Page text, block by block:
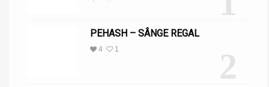
2
PEHASH – SÂNGE REGAL
4 1